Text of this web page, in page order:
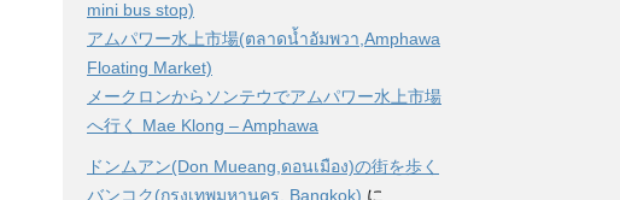
mini bus stop)
アムパワー水上市場(ตลาดน้ำอัมพวา,Amphawa
Floating Market)
メークロンからソンテウでアムパワー水上市場
へ行く Mae Klong – Amphawa
ドンムアン(Don Mueang,ดอนเมือง)の街を歩く
バンコク(กรุงเทพมหานคร, Bangkok) に